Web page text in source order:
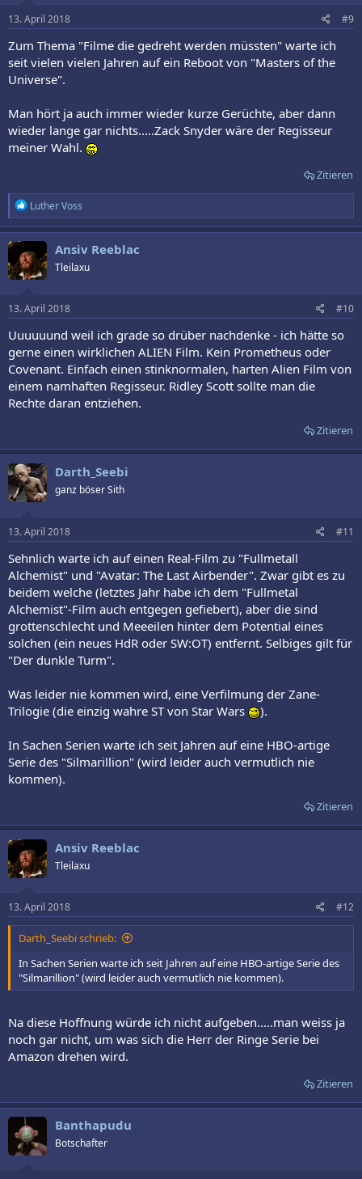
e
n
:
13. April 2018 #9
Zum Thema "Filme die gedreht werden müssten" warte ich
seit vielen vielen Jahren auf ein Reboot von "Masters of the
Universe".
Man hört ja auch immer wieder kurze Gerüchte, aber dann
wieder lange gar nichts.....Zack Snyder wäre der Regisseur
meiner Wahl.
Zitieren
R
e
a
k
t
i
o
e
n
:
Luther Voss
Ansiv Reeblac
Tleilaxu
13. April 2018 #10
Uuuuuund weil ich grade so drüber nachdenke - ich hätte so
gerne einen wirklichen ALIEN Film. Kein Prometheus oder
Covenant. Einfach einen stinknormalen, harten Alien Film von
einem namhaften Regisseur. Ridley Scott sollte man die
Rechte daran entziehen.
Zitieren
Darth_Seebi
ganz böser Sith
13. April 2018 #11
Sehnlich warte ich auf einen Real-Film zu "Fullmetall
Alchemist" und "Avatar: The Last Airbender". Zwar gibt es zu
beidem welche (letztes Jahr habe ich dem "Fullmetal
Alchemist"-Film auch entgegen gefiebert), aber die sind
grottenschlecht und Meeeilen hinter dem Potential eines
solchen (ein neues HdR oder SW:OT) entfernt. Selbiges gilt für
"Der dunkle Turm".
Was leider nie kommen wird, eine Verfilmung der Zane-
Trilogie (die einzig wahre ST von Star Wars
).
In Sachen Serien warte ich seit Jahren auf eine HBO-artige
Serie des "Silmarillion" (wird leider auch vermutlich nie
kommen).
Zitieren
Ansiv Reeblac
Tleilaxu
13. April 2018 #12
Darth_Seebi schrieb:
In Sachen Serien warte ich seit Jahren auf eine HBO-artige Serie des
"Silmarillion" (wird leider auch vermutlich nie kommen).
Na diese Hoffnung würde ich nicht aufgeben.....man weiss ja
noch gar nicht, um was sich die Herr der Ringe Serie bei
Amazon drehen wird.
Zitieren
Banthapudu
Botschafter